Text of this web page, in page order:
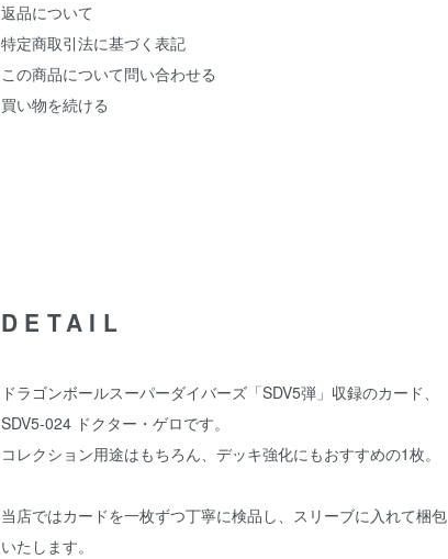
返品について
特定商取引法に基づく表記
この商品について問い合わせる
買い物を続ける
DETAIL
ドラゴンボールスーパーダイバーズ「SDV5弾」収録のカード、
SDV5-024 ドクター・ゲロです。
コレクション用途はもちろん、デッキ強化にもおすすめの1枚。
当店ではカードを一枚ずつ丁寧に検品し、スリーブに入れて梱包
いたします。